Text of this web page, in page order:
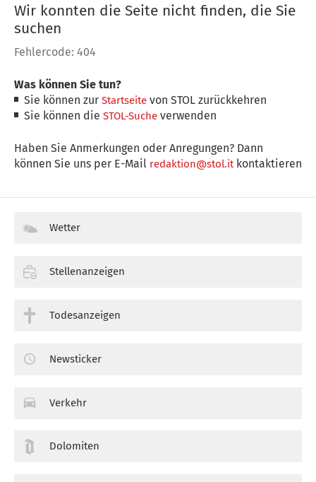
Wir konnten die Seite nicht finden, die Sie
suchen
Fehlercode: 404
Was können Sie tun?
Sie können zurStartseite von STOL zurückkehren
Sie können dieSTOL-Suche verwenden
Haben Sie Anmerkungen oder Anregungen? Dann
können Sie uns per E-Mail redaktion@stol.itkontaktieren
Wetter
Stellenanzeigen
Todesanzeigen
Newsticker
Verkehr
Dolomiten